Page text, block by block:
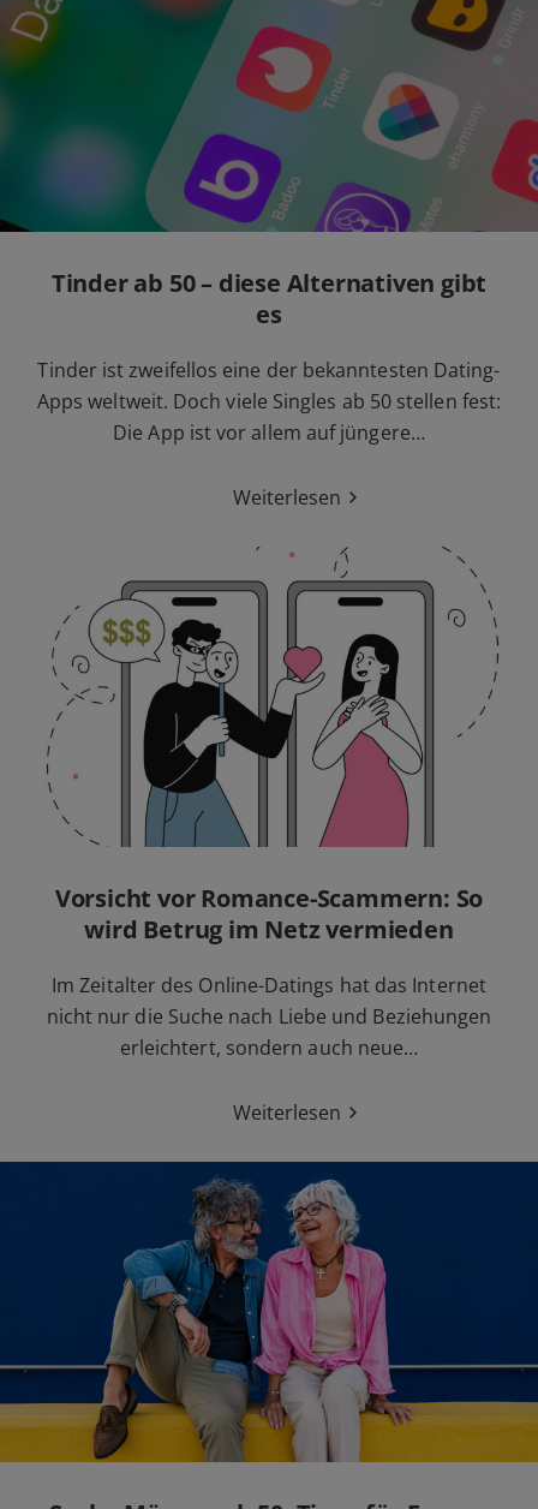
Tinder ab 50 – diese Alternativen gibt
es
Tinder ist zweifellos eine der bekanntesten Dating-
Apps weltweit. Doch viele Singles ab 50 stellen fest:
Die App ist vor allem auf jüngere…
Weiterlesen
Vorsicht vor Romance-Scammern: So
wird Betrug im Netz vermieden
Im Zeitalter des Online-Datings hat das Internet
nicht nur die Suche nach Liebe und Beziehungen
erleichtert, sondern auch neue…
Weiterlesen